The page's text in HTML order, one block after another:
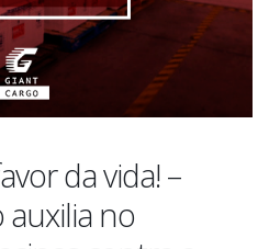
da vida! –
auxilia no